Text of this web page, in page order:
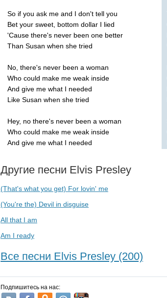
So if you ask me and I don't tell you
Bet your sweet bottom dollar I lied
'Cause there's never been one better
Than Susan when she tried
No there's never been a woman
Who could make me weak inside
And give me what I needed
Like Susan when she tried
Hey, no there's never been a woman
Who could make me weak inside
And give me what I needed
Другие песни Elvis Presley
(That's what you get) For lovin' me
(You're the) Devil in disguise
All that I am
Am I ready
Все песни Elvis Presley (200)
Подпишитесь на нас: